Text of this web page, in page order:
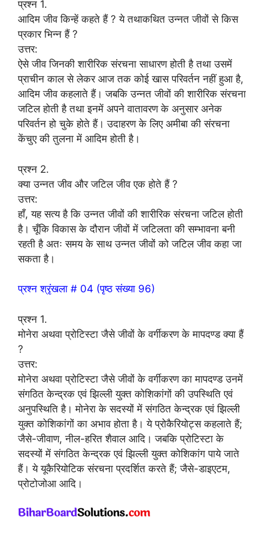
प्रश्न 1.
आदिम जीव किन्हें कहते हैं ? ये तथाकथित उन्नत जीवों से किस
प्रकार भिन्न हैं ?
उत्तर:
ऐसे जीव जिनकी शारीरिक संरचना साधारण होती है तथा उसमें
प्राचीन काल से लेकर आज तक कोई खास परिवर्तन नहीं हुआ है,
आदिम जीव कहलाते हैं। जबकि उन्नत जीवों की शारीरिक संरचना
जटिल होती है तथा इनमें अपने वातावरण के अनुसार अनेक
परिवर्तन हो चुके होते हैं। उदाहरण के लिए अमीबा की संरचना
केंचुए की तुलना में आदिम होती है।
प्रश्न 2.
क्या उन्नत जीव और जटिल जीव एक होते हैं ?
उत्तर:
हाँ, यह सत्य है कि उन्नत जीवों की शारीरिक संरचना जटिल होती
है। चूँकि विकास के दौरान जीवों में जटिलता की सम्भावना बनी
रहती है अतः समय के साथ उन्नत जीवों को जटिल जीव कहा जा
सकता है।
प्रश्न श्रृंखला # 04 (पृष्ठ संख्या 96)
प्रश्न 1.
मोनेरा अथवा प्रोटिस्टा जैसे जीवों के वर्गीकरण के मापदण्ड क्या हैं
?
उत्तर:
मोनेरा अथवा प्रोटिस्टा जैसे जीवों के वर्गीकरण का मापदण्ड उनमें
संगठित केन्द्रक एवं झिल्ली युक्त कोशिकांगों की उपस्थिति एवं
अनुपस्थिति है। मोनेरा के सदस्यों में संगठित केन्द्रक एवं झिल्ली
युक्त कोशिकांगों का अभाव होता है। ये प्रोकैरियोट्स कहलाते हैं;
जैसे-जीवाण, नील-हरित शैवाल आदि। जबकि प्रोटिस्टा के
सदस्यों में संगठित केन्द्रक एवं झिल्ली युक्त कोशिकांग पाये जाते
हैं। ये यूकैरियोटिक संरचना प्रदर्शित करते हैं; जैसे-डाइएटम,
प्रोटोजोआ आदि।